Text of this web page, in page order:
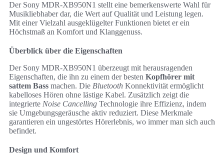
Der Sony MDR-XB950N1 stellt eine bemerkenswerte Wahl für
Musikliebhaber dar, die Wert auf Qualität und Leistung legen.
Mit einer Vielzahl ausgeklügelter Funktionen bietet er ein
Höchstmaß an Komfort und Klanggenuss.
Überblick über die Eigenschaften
Der Sony MDR-XB950N1 überzeugt mit herausragenden
Eigenschaften, die ihn zu einem der besten Kopfhörer mit
sattem Bass machen. Die Bluetooth Konnektivität ermöglicht
kabelloses Hören ohne lästige Kabel. Zusätzlich zeigt die
integrierte Noise Cancelling Technologie ihre Effizienz, indem
sie Umgebungsgeräusche aktiv reduziert. Diese Merkmale
garantieren ein ungestörtes Hörerlebnis, wo immer man sich auch
befindet.
Design und Komfort